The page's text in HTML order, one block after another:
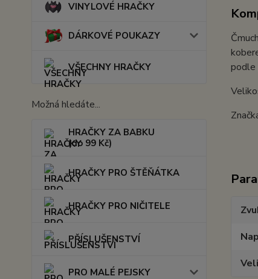
VINYLOVÉ HRAČKY
DÁRKOVÉ POUKAZY
VŠECHNY HRAČKY
Možná hledáte...
HRAČKY ZA BABKU
(do 99 Kč)
HRAČKY PRO ŠTĚŇÁTKA
HRAČKY PRO NIČITELE
PŘÍSLUŠENSTVÍ
PRO MALÉ PEJSKY
podle